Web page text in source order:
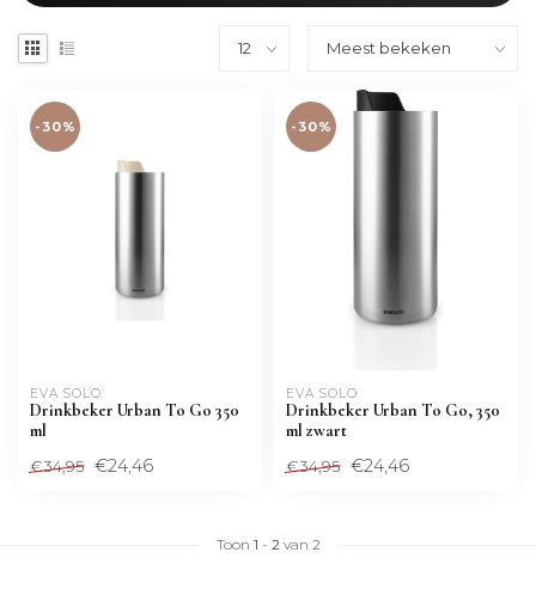
-30%
EVA SOLO
Drinkbeker Urban To Go 350
ml
€34,95 €24,46
-30%
EVA SOLO
Drinkbeker Urban To Go, 350
ml zwart
€34,95 €24,46
Toon 1 - 2 van 2